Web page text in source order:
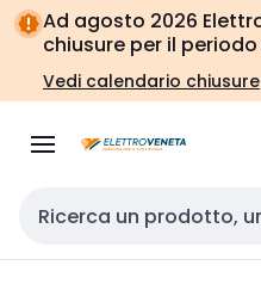
Vai alla
navigazione
Vai
alla
pagina
Ad agosto 2026
chiusure per il
Vedi calendario chiusure
Cerca input